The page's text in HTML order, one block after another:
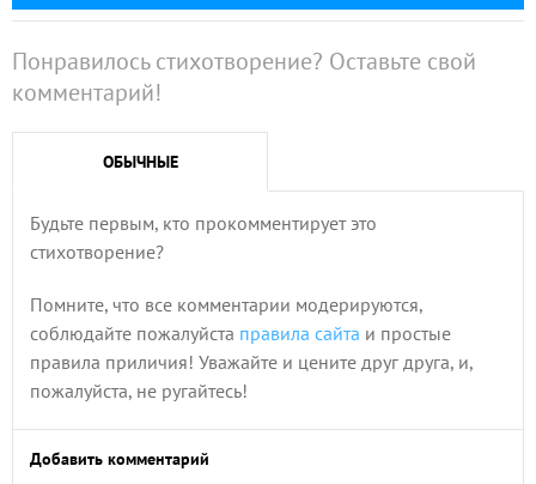
Понравилось стихотворение? Оставьте свой
комментарий!
ОБЫЧНЫЕ
Будьте первым, кто прокомментирует это
стихотворение?
Помните, что все комментарии модерируются,
соблюдайте пожалуйста правила сайта и простые
правила приличия! Уважайте и цените друг друга, и,
пожалуйста, не ругайтесь!
Добавить комментарий